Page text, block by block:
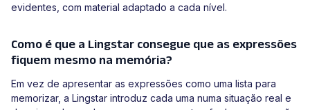
evidentes, com material adaptado a cada nível.
Como é que a Lingstar consegue que as expressões
fiquem mesmo na memória?
Em vez de apresentar as expressões como uma lista para
memorizar, a Lingstar introduz cada uma numa situação real e